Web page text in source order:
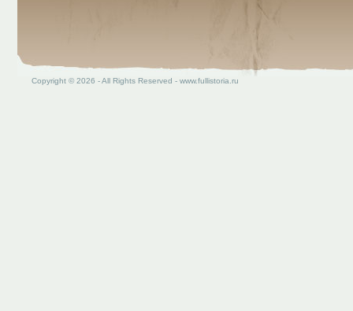
Copyright © 2026 - All Rights Reserved - www.fullistoria.ru